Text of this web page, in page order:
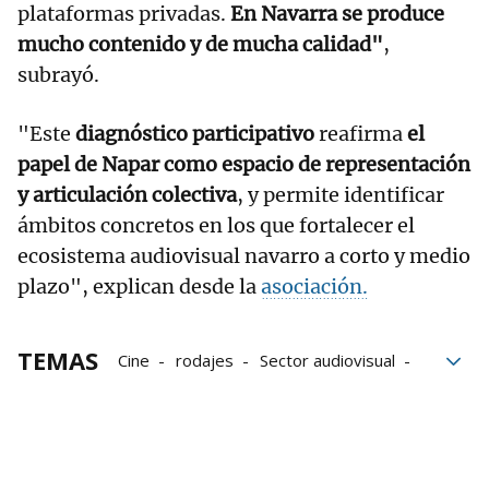
plataformas privadas. En Navarra se produce
mucho contenido y de mucha calidad",
subrayó.
"Este diagnóstico participativoreafirmael
papel de Napar como espacio de representación
y articulación colectiva, y permite identificar
ámbitos concretos en los que fortalecer el
ecosistema audiovisual navarro a corto y medio
plazo", explican desde laasociación.
TEMAS Cine rodajes
Sector audiovisual